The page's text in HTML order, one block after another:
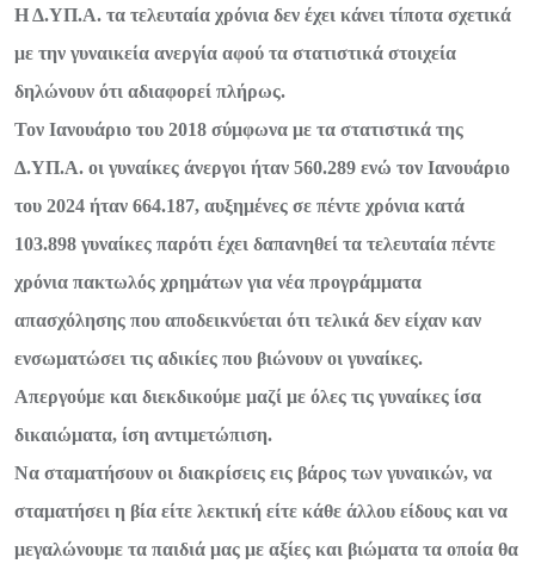
Η Δ.ΥΠ.Α. τα τελευταία χρόνια δεν έχει κάνει τίποτα σχετικά
με την γυναικεία ανεργία αφού τα στατιστικά στοιχεία
δηλώνουν ότι αδιαφορεί πλήρως.
Τον Ιανουάριο του 2018 σύμφωνα με τα στατιστικά της
Δ.ΥΠ.Α. οι γυναίκες άνεργοι ήταν 560.289 ενώ τον Ιανουάριο
του 2024 ήταν 664.187, αυξημένες σε πέντε χρόνια κατά
103.898 γυναίκες παρότι έχει δαπανηθεί τα τελευταία πέντε
χρόνια πακτωλός χρημάτων για νέα προγράμματα
απασχόλησης που αποδεικνύεται ότι τελικά δεν είχαν καν
ενσωματώσει τις αδικίες που βιώνουν οι γυναίκες.
Απεργούμε και διεκδικούμε μαζί με όλες τις γυναίκες ίσα
δικαιώματα, ίση αντιμετώπιση.
Να σταματήσουν οι διακρίσεις εις βάρος των γυναικών, να
σταματήσει η βία είτε λεκτική είτε κάθε άλλου είδους και να
μεγαλώνουμε τα παιδιά μας με αξίες και βιώματα τα οποία θα